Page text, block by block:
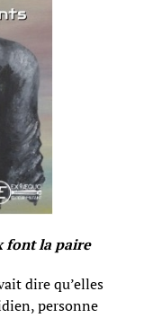
font la paire
dire qu’elles
personne